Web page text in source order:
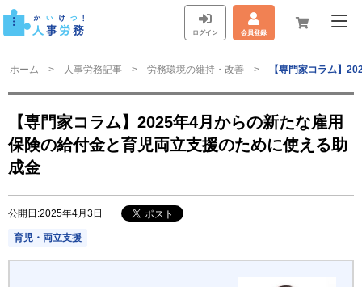
ログイン 会員登録
ホーム 人事労務記事 労務環境の維持・改善 【専門家コラム】
【専門家コラム】2025年4月からの新たな雇用
保険の給付金と育児両立支援のために使える助
成金
公開日:2025年4月3日
育児・両立支援